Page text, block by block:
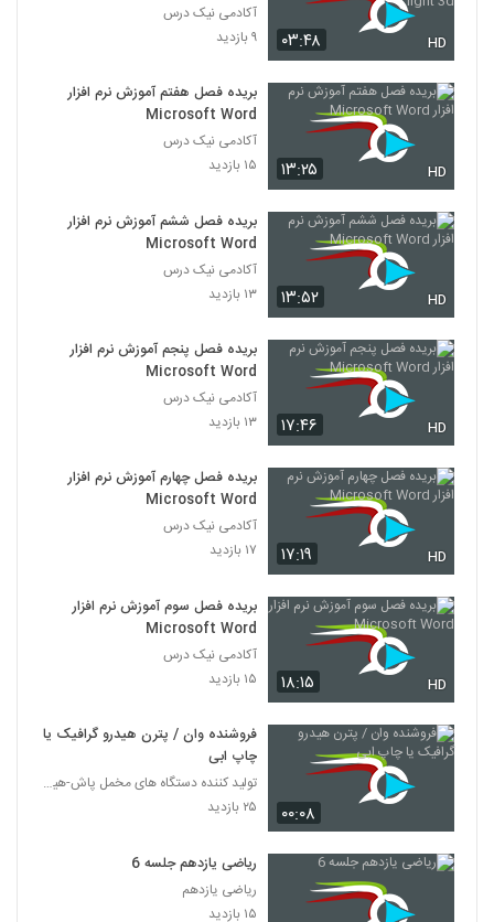
۰۳:۴۸ HD
آکادمی نیک درس
۹ بازدید
۱۳:۲۵ HD
بریده فصل هفتم آموزش نرم افزار
Microsoft Word
آکادمی نیک درس
۱۵ بازدید
۱۳:۵۲ HD
بریده فصل ششم آموزش نرم افزار
Microsoft Word
آکادمی نیک درس
۱۳ بازدید
۱۷:۴۶ HD
بریده فصل پنجم آموزش نرم افزار
Microsoft Word
آکادمی نیک درس
۱۳ بازدید
۱۷:۱۹ HD
بریده فصل چهارم آموزش نرم افزار
Microsoft Word
آکادمی نیک درس
۱۷ بازدید
۱۸:۱۵ HD
بریده فصل سوم آموزش نرم افزار
Microsoft Word
آکادمی نیک درس
۱۵ بازدید
۰۰:۰۸
فروشنده وان / پترن هیدرو گرافیک یا
چاپ ابی
تولید کننده دستگاه های مخمل پاش-هیدروگرافیک-ابکاری
۲۵ بازدید
ریاضی یازدهم جلسه 6
ریاضی یازدهم
۱۵ بازدید